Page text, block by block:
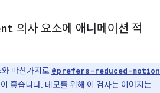
의사 요소에 애니메이션 적
마찬가지로 @prefers-reduced-motion
좋습니다. 데모를 위해 이 검사는 이어지는